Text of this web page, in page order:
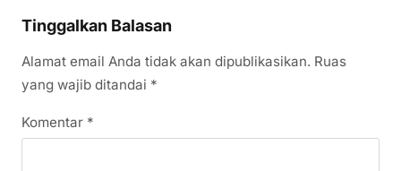
Tinggalkan Balasan
Alamat email Anda tidak akan dipublikasikan. Ruas
yang wajib ditandai *
Komentar *